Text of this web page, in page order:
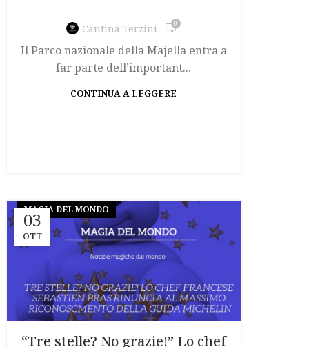
Cantina Terzini 0
Il Parco nazionale della Majella entra a
far parte dell’important...
CONTINUA A LEGGERE
03
OTT
MAGIA DEL MONDO
“Tre stelle? No grazie!” Lo chef